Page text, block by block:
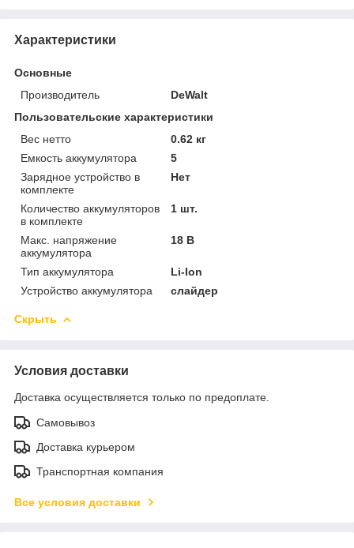
Характеристики
Основные
Производитель
DeWalt
Пользовательские характеристики
Вес нетто
0.62 кг
Емкость аккумулятора
5
Зарядное устройство в
комплекте
Нет
Количество аккумуляторов
в комплекте
1 шт.
Макс. напряжение
аккумулятора
18 В
Тип аккумулятора
Li-Ion
Устройство аккумулятора
слайдер
Скрыть
Условия доставки
Доставка осуществляется только по предоплате.
Самовывоз
Доставка курьером
Транспортная компания
Все условия доставки